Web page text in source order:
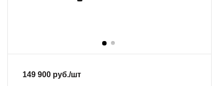
149 900 руб./шт